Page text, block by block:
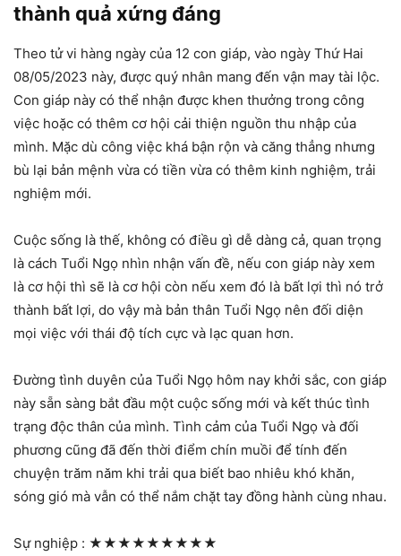
thành quả xứng đáng
Theo tử vi hàng ngày của 12 con giáp, vào ngày Thứ Hai
08/05/2023 này, được quý nhân mang đến vận may tài lộc.
Con giáp này có thể nhận được khen thưởng trong công
việc hoặc có thêm cơ hội cải thiện nguồn thu nhập của
mình. Mặc dù công việc khá bận rộn và căng thẳng nhưng
bù lại bản mệnh vừa có tiền vừa có thêm kinh nghiệm, trải
nghiệm mới.
Cuộc sống là thế, không có điều gì dễ dàng cả, quan trọng
là cách Tuổi Ngọ nhìn nhận vấn đề, nếu con giáp này xem
là cơ hội thì sẽ là cơ hội còn nếu xem đó là bất lợi thì nó trở
thành bất lợi, do vậy mà bản thân Tuổi Ngọ nên đối diện
mọi việc với thái độ tích cực và lạc quan hơn.
Đường tình duyên của Tuổi Ngọ hôm nay khởi sắc, con giáp
này sẵn sàng bắt đầu một cuộc sống mới và kết thúc tình
trạng độc thân của mình. Tình cảm của Tuổi Ngọ và đối
phương cũng đã đến thời điểm chín muồi để tính đến
chuyện trăm năm khi trải qua biết bao nhiêu khó khăn,
sóng gió mà vẫn có thể nắm chặt tay đồng hành cùng nhau.
Sự nghiệp : ★★★★★★★★★